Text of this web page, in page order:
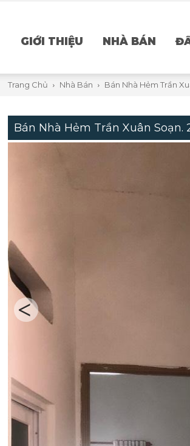
GIỚI THIỆU NHÀ BÁN
Trang Chủ Nhà Bán Bán Nhà Hẻm Trần
Bán Nhà Hẻm Trần Xuân Soạn.